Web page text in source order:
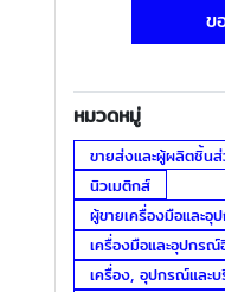
ข
หมวดหมู่
ขายส่งและผู้ผลิตชิ้นส่
นิวเมติกส์
ผู้ขายเครื่องมือและ
เครื่องมือและอุปกร
เครื่อง, อุปกรณ์และ